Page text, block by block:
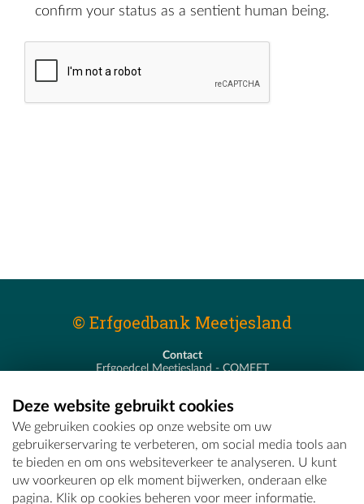
confirm your status as a sentient human being.
© Erfgoedbank Meetjesland
Contact
Erfgoedcel Meetjesland - COMEET
T - 09 373 75 96
E -erfgoedcel@comeet.be
Deze website gebruikt cookies
We gebruiken cookies op onze website om uw
gebruikerservaring te verbeteren, om social media tools aan
te bieden en om ons websiteverkeer te analyseren. U kunt
uw voorkeuren op elk moment bijwerken, onderaan elke
pagina. Klik op cookies beheren voor meer informatie.